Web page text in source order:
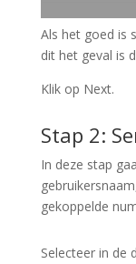
Als het goed is
dit het geval is
Klik op Next.
Stap 2:
In deze stap
gekoppelde
Selecteer in de